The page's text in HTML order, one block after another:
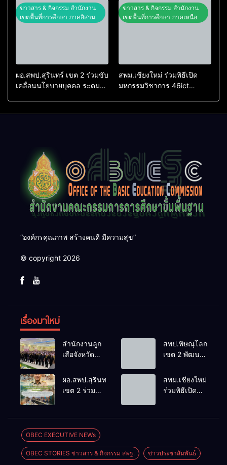
ประโยชน์ “รวมใจภักดี ถวาย
ความอาลัยสมเด็จพระพันปี
ข่าวสาร & กิจกรรม สำนักงาน
เขตพื้นที่การศึกษา ภาคอิสาน
ผอ.สพป.สุรินทร์ เขต 2 ร่วมขับ
เคลื่อนนโยบายบุคคล ระดม
ข่าวสาร & กิจกรรม สำนักงาน
เขตพื้นที่การศึกษา ภาคเหนือ
สพม.เชียงใหม่ ร่วมพิธีเปิด
มหกรรมวิชาการ 46ict
“องค์กรคุณภาพ สร้างคนดี มีความสุข”
© copyright 2026
เรื่องมาใหม่
สำนักงานลูก
เสือจังหวัด
กิจกรรมลูก
เสือ เนตรนารี
ประโยชน์
“รวมใจภักดี
ถวายความ
อาลัยสมเด็จ
พระพันปี
สพป.พิษณุโลก
เขต 2 พัฒนา
ศึกษาการ
บริหารจัดการ
ผอ.สพป.สุรินทร์
เขต 2 ร่วมขับ
สมองปรับปรุง
หลักเกณฑ์
การย้าย-โอน
สพม.เชียงใหม่
ร่วมพิธีเปิด
AI” ยกระดับ
OBEC EXECUTIVE NEWs
OBEC STORIES ข่าวสาร & กิจกรรม สพฐ. ข่าวประชาสัมพันธ์